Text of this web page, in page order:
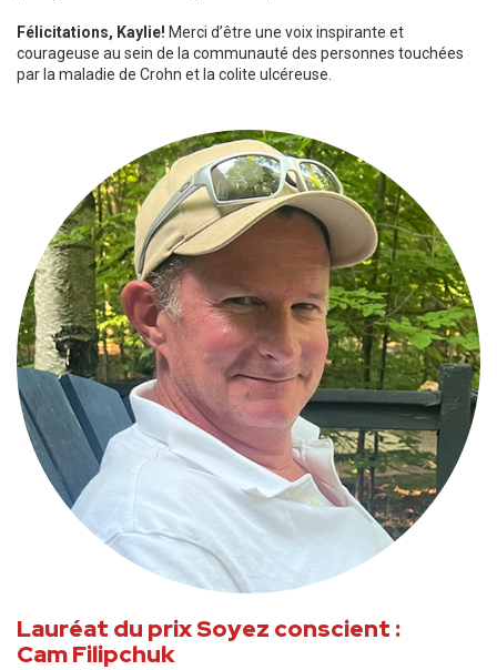
Félicitations, Kaylie! Merci d’être une voix inspirante et
courageuse au sein de la communauté des personnes touchées
par la maladie de Crohn et la colite ulcéreuse.
Lauréat du prix Soyez conscient :
Cam Filipchuk